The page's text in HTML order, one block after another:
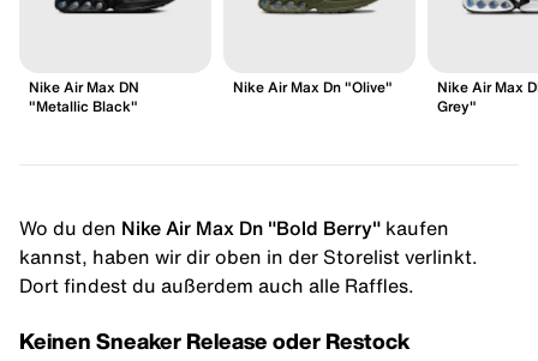
Nike Air Max DN
"Metallic Black"
Nike Air Max Dn "Olive"
Nike Air Max
Grey"
Wo du den Nike Air Max Dn "Bold Berry" kaufen
kannst, haben wir dir oben in der Storelist verlinkt.
Dort findest du außerdem auch alle Raffles.
Keinen Sneaker Release oder Restock